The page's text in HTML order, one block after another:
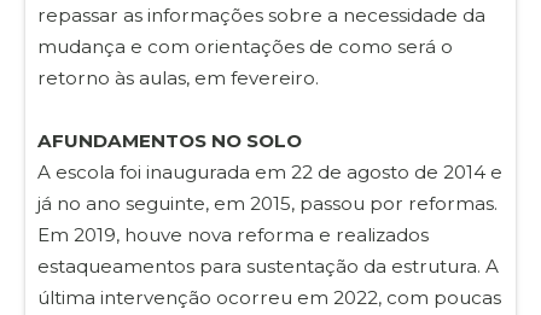
repassar as informações sobre a necessidade da
mudança e com orientações de como será o
retorno às aulas, em fevereiro.
AFUNDAMENTOS NO SOLO
A escola foi inaugurada em 22 de agosto de 2014 e
já no ano seguinte, em 2015, passou por reformas.
Em 2019, houve nova reforma e realizados
estaqueamentos para sustentação da estrutura. A
última intervenção ocorreu em 2022, com poucas